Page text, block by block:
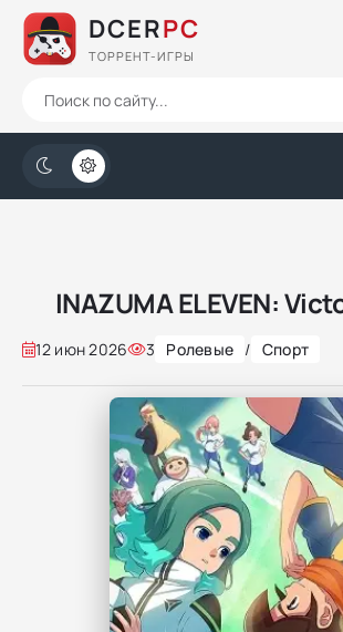
DCERPC
ТОРРЕНТ-ИГРЫ
INAZUMA ELEVEN:
12 июн 2026 3 Ролевые / Спорт